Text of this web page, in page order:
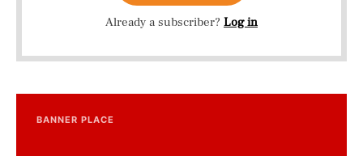
Already a subscriber? Log in
BANNER PLACE